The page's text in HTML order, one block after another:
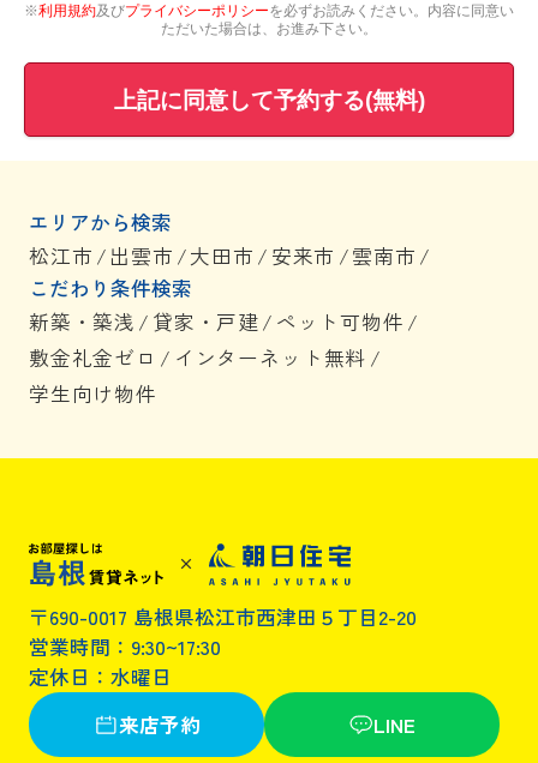
※利用規約及びプライバシーポリシーを必ずお読みください。内容に同意い
ただいた場合は、お進み下さい。
上記に同意して予約する(無料)
エリアから検索
松江市 / 出雲市 /大田市 / 安来市 /雲南市 /
こだわり条件検索
新築・築浅 / 貸家・戸建/ ペット可物件 /
敷金礼金ゼロ / インターネット無料 /
学生向け物件
〒690-0017 島根県松江市西津田５丁目2-20
営業時間：9:30~17:30
定休日：水曜日
来店予約
LINE